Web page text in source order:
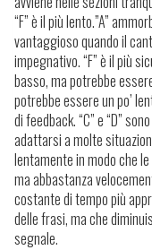
“F” è il più lento.”A”
vantaggioso quando il
impegnativo. “F” è il più
basso, ma potrebbe
potrebbe essere un po’
di feedback. “C” e “D”
adattarsi a molte
lentamente in modo che
ma abbastanza
costante di tempo più
delle frasi, ma che
segnale.